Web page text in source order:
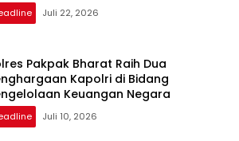
Juli 22, 2026
Pakpak Bharat Raih Dua
Kapolri di Bidang
Keuangan Negara
Juli 10, 2026